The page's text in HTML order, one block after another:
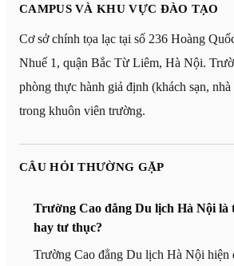
CAMPUS VÀ KHU VỰC ĐÀO TẠO
Cơ sở chính tọa lạc tại số 236 Hoàng
Nhuế 1, quận Bắc Từ Liêm, Hà Nội.
phòng thực hành giả định (khách sạn,
trong khuôn viên trường.
CÂU HỎI THƯỜNG GẶP
Trường Cao đẳng Du lịch Hà Nội là
hay tư thục?
Trường Cao đẳng Du lịch Hà Nội hiện